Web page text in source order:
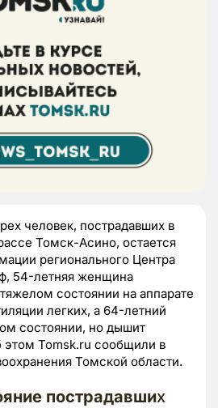
человек, пострадавших в
Томск-Асино, остается
регионального Центра
54-летняя женщина
состоянии на аппарате
легких, а 64-летний
состоянии, но дышит
этом Tomsk.ru сообщили в
Томской области.
пострадавших